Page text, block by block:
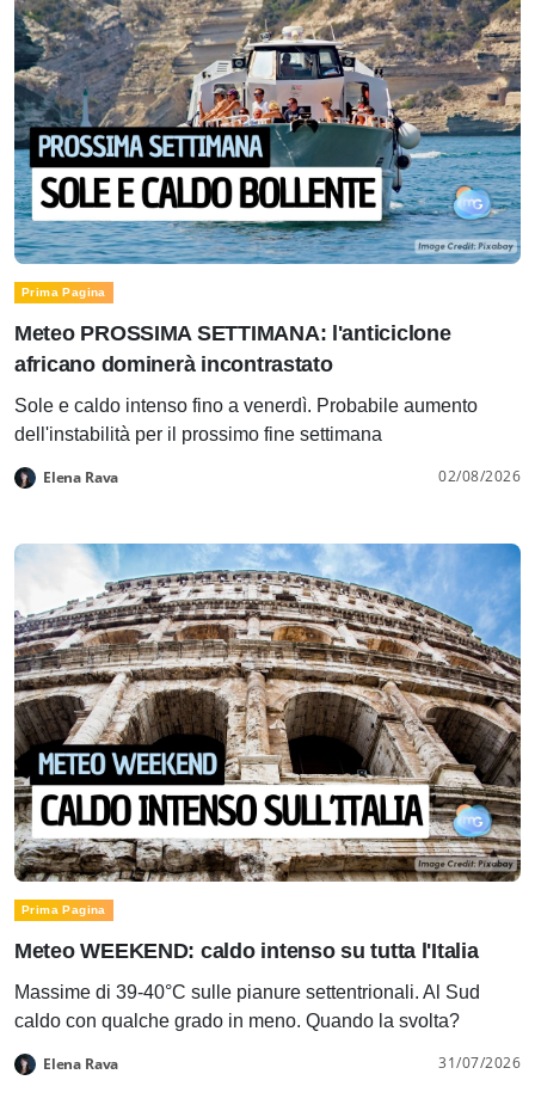
Prima Pagina
Meteo PROSSIMA SETTIMANA: l'anticiclone
africano dominerà incontrastato
Sole e caldo intenso fino a venerdì. Probabile aumento
dell'instabilità per il prossimo fine settimana
Elena Rava 02/08/2026
Prima Pagina
Meteo WEEKEND: caldo intenso su tutta l'Italia
Massime di 39-40°C sulle pianure settentrionali. Al Sud
caldo con qualche grado in meno. Quando la svolta?
Elena Rava 31/07/2026